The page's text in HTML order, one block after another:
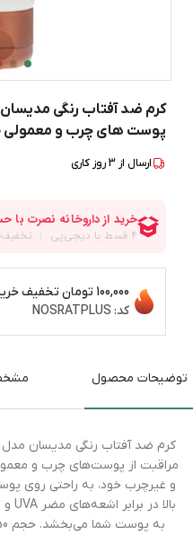
پوست های چرب و معمولی حجم 50
ارسال از 3روز کاری
100,000 تومان
تخفیف
کد: NOSRATPLUS
توضیحات محصول
مراقبت از پوست‌های چرب و
و غیرچرب خود، به راحتی روی